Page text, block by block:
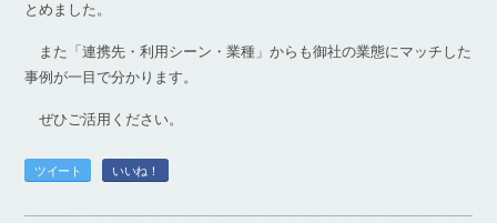
とめました。
また「連携先・利用シーン・業種」からも御社の業態にマッチした
事例が一目で分かります。
ぜひご活用ください。
ツイート いいね！